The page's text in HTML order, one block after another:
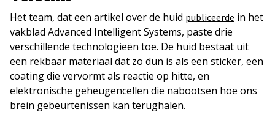
Het team, dat een artikel over de huid publiceerde in het
vakblad Advanced Intelligent Systems, paste drie
verschillende technologieën toe. De huid bestaat uit
een rekbaar materiaal dat zo dun is als een sticker, een
coating die vervormt als reactie op hitte, en
elektronische geheugencellen die nabootsen hoe ons
brein gebeurtenissen kan terughalen.